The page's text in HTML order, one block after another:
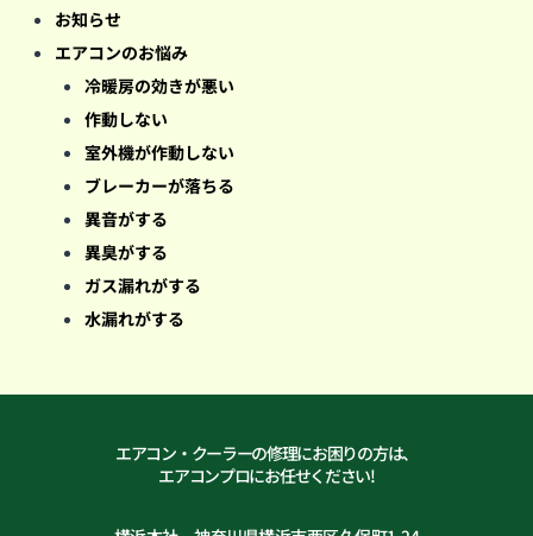
お知らせ
エアコンのお悩み
冷暖房の効きが悪い
作動しない
室外機が作動しない
ブレーカーが落ちる
異音がする
異臭がする
ガス漏れがする
水漏れがする
エアコン・クーラーの修理にお困りの方は、
エアコンプロにお任せください!